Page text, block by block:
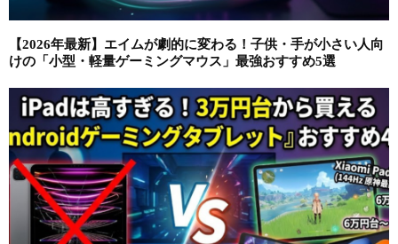
【2026年最新】エイムが劇的に変わる！子供・手が小さい人向
けの「小型・軽量ゲーミングマウス」最強おすすめ5選